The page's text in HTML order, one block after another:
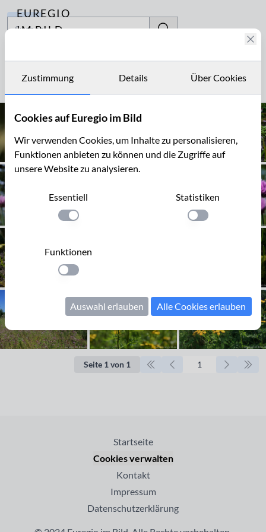
EUREGIO
IM BILD
Archiv
Kontakt
Archiv
Seite 1 von 1
Startseite
Cookies verwalten
Kontakt
Impressum
Datenschutzerklärung
Zustimmung Details Über Cookies
Cookies auf Euregio im Bild
Wir verwenden Cookies, um Inhalte zu personalisieren,
Funktionen anbieten zu können und die Zugriffe auf
unsere Website zu analysieren.
Essentiell
Einstellung anwenden
Statistiken
Einstellung
Funktionen
Einstellung anwenden
Auswahl erlauben Alle Cookies erlauben